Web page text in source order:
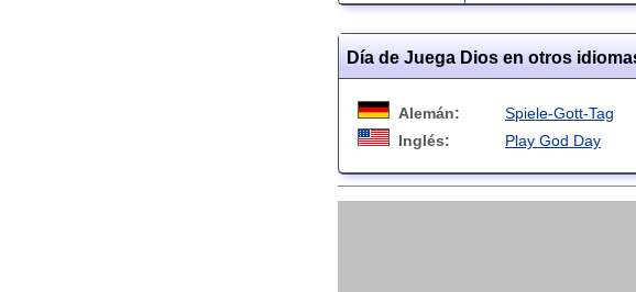
Día de Juega Dios en otros
Alemán:
Spiele-Gott-Tag
Inglés:
Play God Day